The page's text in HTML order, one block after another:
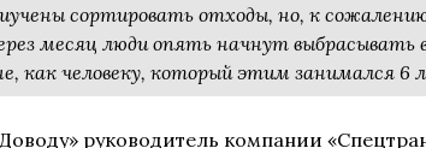
сортировать отходы, но, к
месяц люди опять начнут
как человеку, который этим занимался 6
руководитель компании